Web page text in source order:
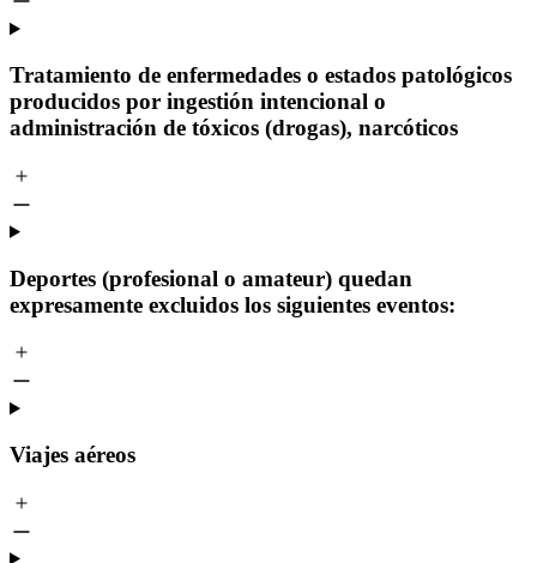
Tratamiento de enfermedades o estados patológicos
producidos por ingestión intencional o
administración de tóxicos (drogas), narcóticos
Deportes (profesional o amateur) quedan
expresamente excluidos los siguientes eventos:
Viajes aéreos